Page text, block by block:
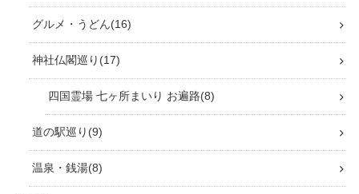
グルメ・うどん 16
神社仏閣巡り 17
四国霊場 七ヶ所まいり お遍路 8
道の駅巡り 9
温泉・銭湯 8